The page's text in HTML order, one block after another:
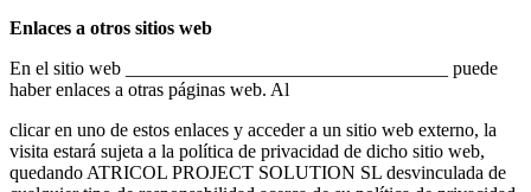
Enlaces a otros sitios web
En el sitio web __________________________________ puede
haber enlaces a otras páginas web. Al
clicar en uno de estos enlaces y acceder a un sitio web externo, la
visita estará sujeta a la política de privacidad de dicho sitio web,
quedando ATRICOL PROJECT SOLUTION SL desvinculada de